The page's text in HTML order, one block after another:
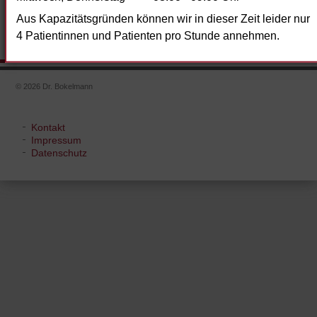
Weiterlesen … Neue
Homepage
© 2026 Dr. Bokelmann
Navigation
überspringen
Kontakt
Impressum
Datenschutz
Aus Kapazitätsgründen können wir in dieser Zeit leider nur
4 Patientinnen und Patienten pro Stunde annehmen.